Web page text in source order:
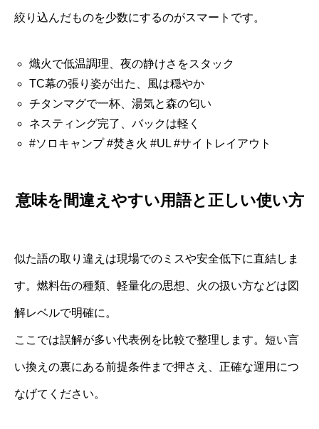
絞り込んだものを少数にするのがスマートです。
熾火で低温調理、夜の静けさをスタック
TC幕の張り姿が出た、風は穏やか
チタンマグで一杯、湯気と森の匂い
ネスティング完了、バックは軽く
#ソロキャンプ #焚き火 #UL #サイトレイアウト
意味を間違えやすい用語と正しい使い方
似た語の取り違えは現場でのミスや安全低下に直結しま
す。燃料缶の種類、軽量化の思想、火の扱い方などは図
解レベルで明確に。
ここでは誤解が多い代表例を比較で整理します。短い言
い換えの裏にある前提条件まで押さえ、正確な運用につ
なげてください。